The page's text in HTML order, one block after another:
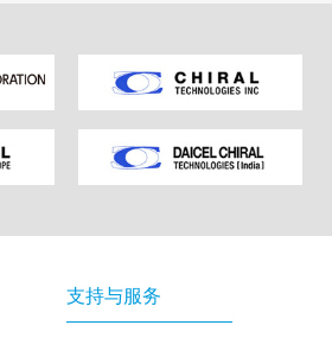
支持与服务